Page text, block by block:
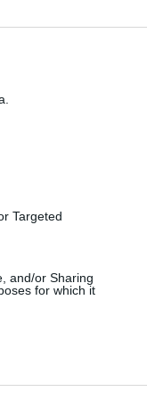
Targeted
and/or Sharing
for which it
del secondo